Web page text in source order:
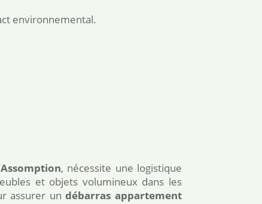
environnemental.
, nécessite une logistique
et objets volumineux dans les
assurer undébarras appartement